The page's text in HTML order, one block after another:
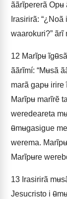
ããrĩpererã Opʉ
Irasirirã:
waarokuri?” ãrĩ
12 Marĩpʉ
ããrĩmí: “Mʉsã
marã gapʉ irire
Marĩpʉ marĩrẽ
weredeareta
ʉ̃mʉgasigue
werema.
Marĩpʉre
13 Irasirirã
Jesucristo i